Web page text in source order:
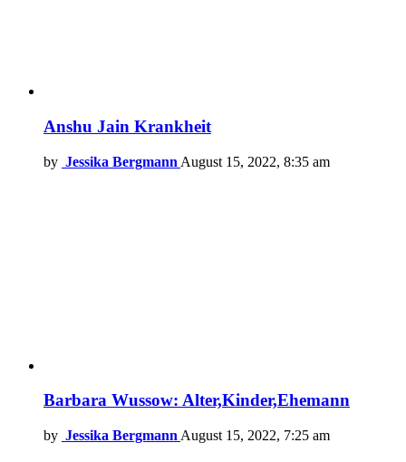
Anshu Jain Krankheit
by Jessika Bergmann August 15, 2022, 8:35 am
Barbara Wussow: Alter,Kinder,Ehemann
by Jessika Bergmann August 15, 2022, 7:25 am